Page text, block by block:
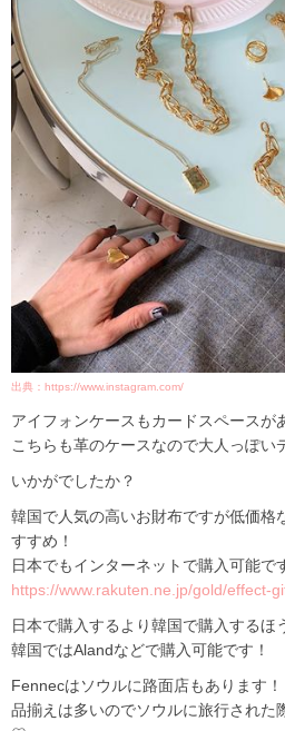
出典：https://www.instagram.com/
アイフォンケースもカードスペースが
こちらも革のケースなので大人っぽ
いかがでしたか？
韓国で人気の高いお財布ですが低価格
すすめ！
日本でもインターネットで購入可能で
https://www.rakuten.ne.jp/gold/effect-
日本で購入するより韓国で購入する
韓国ではAlandなどで購入可能です！
Fennecはソウルに路面店もあります！
品揃えは多いのでソウルに旅行された